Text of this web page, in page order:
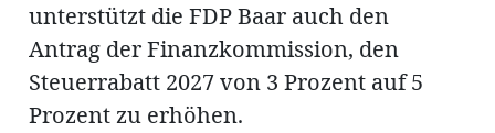
unterstützt die FDP Baar auch den
Antrag der Finanzkommission, den
Steuerrabatt 2027 von 3 Prozent auf 5
Prozent zu erhöhen.